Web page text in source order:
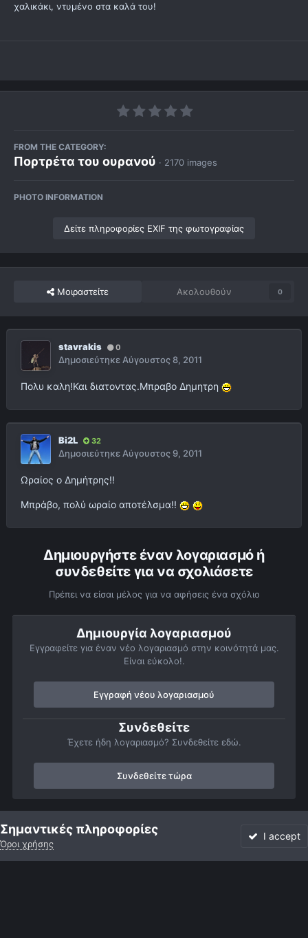
χαλικάκι, ντυμένο στα καλά του!
FROM THE CATEGORY:
Πορτρέτα του ουρανού · 2170 images
PHOTO INFORMATION
Δείτε πληροφορίες EXIF της φωτογραφίας
Μοιραστείτε Ακολουθούν 0
stavrakis 0
ΔημοσιεύτηκεΑύγουστος 8, 2011
Πολυ καλη!Και διατοντας.Μπραβο Δημητρη
Bi2L 32
ΔημοσιεύτηκεΑύγουστος 9, 2011
Ωραίος ο Δημήτρης!!
Μπράβο, πολύ ωραίο αποτέλσμα!!
Δημιουργήστε έναν λογαριασμό ή
συνδεθείτε για να σχολιάσετε
Πρέπει να είσαι μέλος για να αφήσεις ένα σχόλιο
Δημιουργία λογαριασμού
Εγγραφείτε για έναν νέο λογαριασμό στην κοινότητά μας.
Είναι εύκολο!.
Εγγραφή νέου λογαριασμού
Συνδεθείτε
Έχετε ήδη λογαριασμό? Συνδεθείτε εδώ.
Συνδεθείτε τώρα
Αρχή Αστροφωτογραφίες Πορτρέτα του ουρανού
Σημαντικές πληροφορίες
Όροι χρήσης
I accept
Forum